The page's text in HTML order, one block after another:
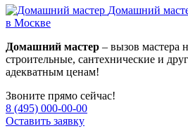
Домашний
в Москве
Домашний мастер – вызов мастера
строительные, сантехнические и
адекватным ценам!
Звоните прямо сейчас!
8 (495) 000-00-00
Оставить заявку